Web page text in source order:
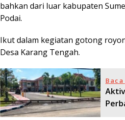
bahkan dari luar kabupaten
Podai.
Ikut dalam kegiatan gotong
Desa Karang Tengah.